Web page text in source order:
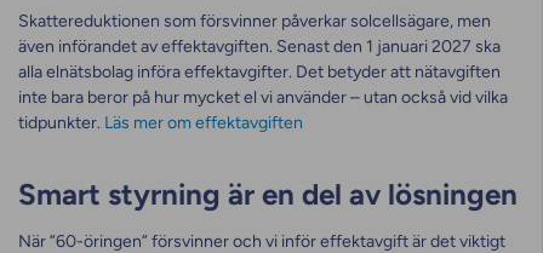
Skattereduktionen som försvinner påverkar solcellsägare, men
även införandet av effektavgiften. Senast den 1 januari 2027 ska
alla elnätsbolag införa effektavgifter. Det betyder att nätavgiften
inte bara beror på hur mycket el vi använder – utan också vid vilka
tidpunkter. Läs mer om effektavgiften
Smart styrning är en del av lösningen
När ”60-öringen” försvinner och vi inför effektavgift är det viktigt